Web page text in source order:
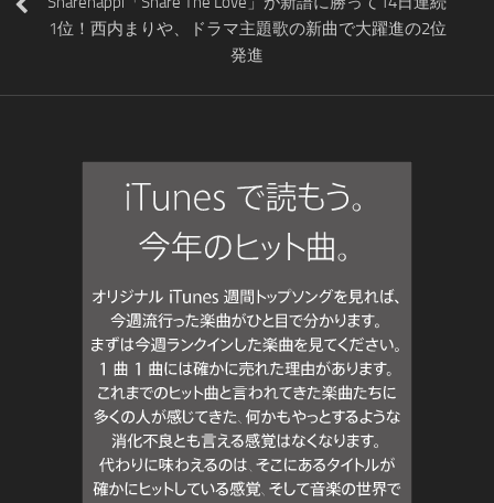
1位！西内まりや、ドラマ主題歌の新曲で大躍進の2位
発進